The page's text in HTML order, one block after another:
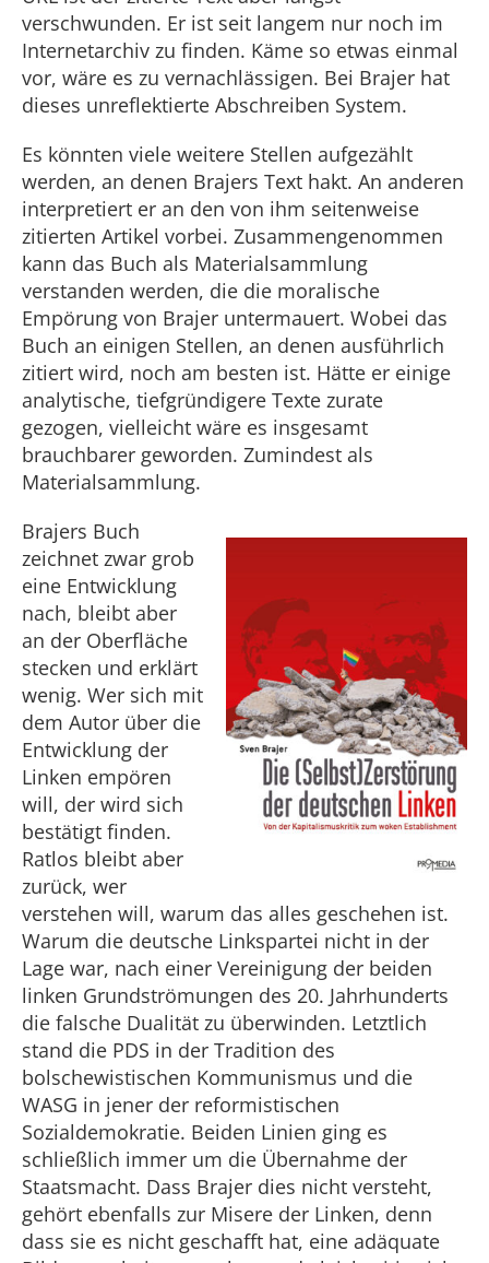
verschwunden. Er ist seit langem nur noch im
Internetarchiv zu finden. Käme so etwas einmal
vor, wäre es zu vernachlässigen. Bei Brajer hat
dieses unreflektierte Abschreiben System.
Es könnten viele weitere Stellen aufgezählt
werden, an denen Brajers Text hakt. An anderen
interpretiert er an den von ihm seitenweise
zitierten Artikel vorbei. Zusammengenommen
kann das Buch als Materialsammlung
verstanden werden, die die moralische
Empörung von Brajer untermauert. Wobei das
Buch an einigen Stellen, an denen ausführlich
zitiert wird, noch am besten ist. Hätte er einige
analytische, tiefgründigere Texte zurate
gezogen, vielleicht wäre es insgesamt
brauchbarer geworden. Zumindest als
Materialsammlung.
Brajers Buch
zeichnet zwar grob
eine Entwicklung
nach, bleibt aber
an der Oberfläche
stecken und erklärt
wenig. Wer sich mit
dem Autor über die
Entwicklung der
Linken empören
will, der wird sich
bestätigt finden.
Ratlos bleibt aber
zurück, wer
verstehen will, warum das alles geschehen ist.
Warum die deutsche Linkspartei nicht in der
Lage war, nach einer Vereinigung der beiden
linken Grundströmungen des 20. Jahrhunderts
die falsche Dualität zu überwinden. Letztlich
stand die PDS in der Tradition des
bolschewistischen Kommunismus und die
WASG in jener der reformistischen
Sozialdemokratie. Beiden Linien ging es
schließlich immer um die Übernahme der
Staatsmacht. Dass Brajer dies nicht versteht,
gehört ebenfalls zur Misere der Linken, denn
dass sie es nicht geschafft hat, eine adäquate